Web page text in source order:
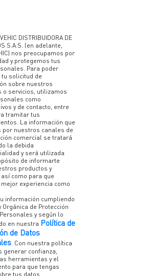
DISTRIBUIDORA DE
S.A.S. (en adelante,
nos preocupamos por
y protegemos tus
Para poder
tu solicitud de
sobre nuestros
o servicios, utilizamos
como
y de contacto, entre
tramitar tus
La información que
por nuestros canales de
comercial se tratará
la debida
y será utilizada
de informarte
productos y
como para que
experiencia como
información cumpliendo
Orgánica de Protección
y según lo
en nuestra Política de
de Datos
. Con nuestra política
generar confianza,
herramientas y el
para que tengas
tus datos